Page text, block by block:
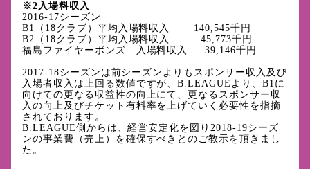
※2入場料収入
2016-17シーズン
B1（18クラブ）平均入場料収入 140,545千円
B2（18クラブ）平均入場料収入 45,773千円
福島ファイヤーボンズ 入場料収入 39,146千円
2017-18シーズンは前シーズンよりもスポンサー収入及び
入場者収入は上回る数値ですが、B.LEAGUEより、B1に
向けての更なる収益性の向上にて、更なるスポンサー収
入の向上及びチケット有料率を上げていく必要性を指摘
されております。
B.LEAGUE側からは、経営安定化を図り2018-19シーズ
ンの事業費（売上）を確保すべきとのご教示を頂きまし
た。